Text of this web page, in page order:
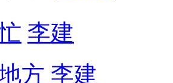
李建
方 李建